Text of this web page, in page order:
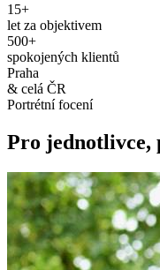
15+
let za objektivem
500+
spokojených klientů
Praha
& celá ČR
Portrétní focení
Pro jednotlivce,